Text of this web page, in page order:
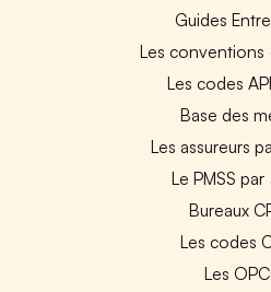
Guides
Les conventions
Les codes
Base des
Les assureurs
Le PMSS
Bureaux
Les codes
Les